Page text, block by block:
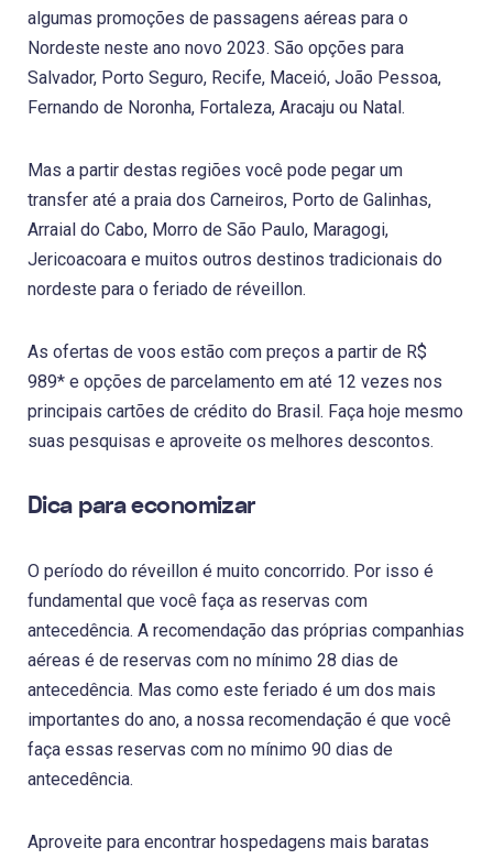
algumas promoções de passagens aéreas para o
Nordeste neste ano novo 2023. São opções para
Salvador, Porto Seguro, Recife, Maceió, João Pessoa,
Fernando de Noronha, Fortaleza, Aracaju ou Natal.
Mas a partir destas regiões você pode pegar um
transfer até a praia dos Carneiros, Porto de Galinhas,
Arraial do Cabo, Morro de São Paulo, Maragogi,
Jericoacoara e muitos outros destinos tradicionais do
nordeste para o feriado de réveillon.
As ofertas de voos estão com preços a partir de R$
989* e opções de parcelamento em até 12 vezes nos
principais cartões de crédito do Brasil. Faça hoje mesmo
suas pesquisas e aproveite os melhores descontos.
Dica para economizar
O período do réveillon é muito concorrido. Por isso é
fundamental que você faça as reservas com
antecedência. A recomendação das próprias companhias
aéreas é de reservas com no mínimo 28 dias de
antecedência. Mas como este feriado é um dos mais
importantes do ano, a nossa recomendação é que você
faça essas reservas com no mínimo 90 dias de
antecedência.
Aproveite para encontrar hospedagens mais baratas